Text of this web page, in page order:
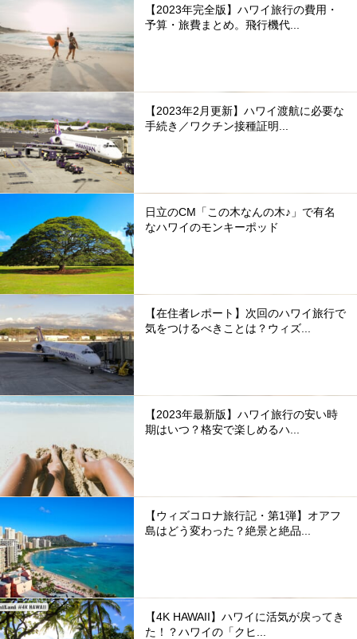
【2023年完全版】ハワイ旅行の費用・
予算・旅費まとめ。飛行機代...
【2023年2月更新】ハワイ渡航に必要な
手続き／ワクチン接種証明...
日立のCM「この木なんの木♪」で有名
なハワイのモンキーポッド
【在住者レポート】次回のハワイ旅行で
気をつけるべきことは？ウィズ...
【2023年最新版】ハワイ旅行の安い時
期はいつ？格安で楽しめるハ...
【ウィズコロナ旅行記・第1弾】オアフ
島はどう変わった？絶景と絶品...
【4K HAWAII】ハワイに活気が戻ってき
た！？ハワイの「クヒ...